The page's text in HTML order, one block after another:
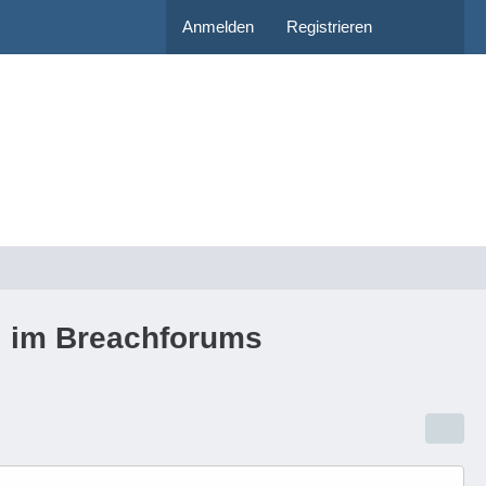
Anmelden Registrieren
Breachforums